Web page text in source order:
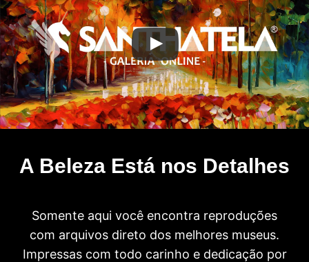
A Beleza Está nos Detalhes
Somente aqui você encontra reproduções
com arquivos direto dos melhores museus.
Impressas com todo carinho e dedicação por